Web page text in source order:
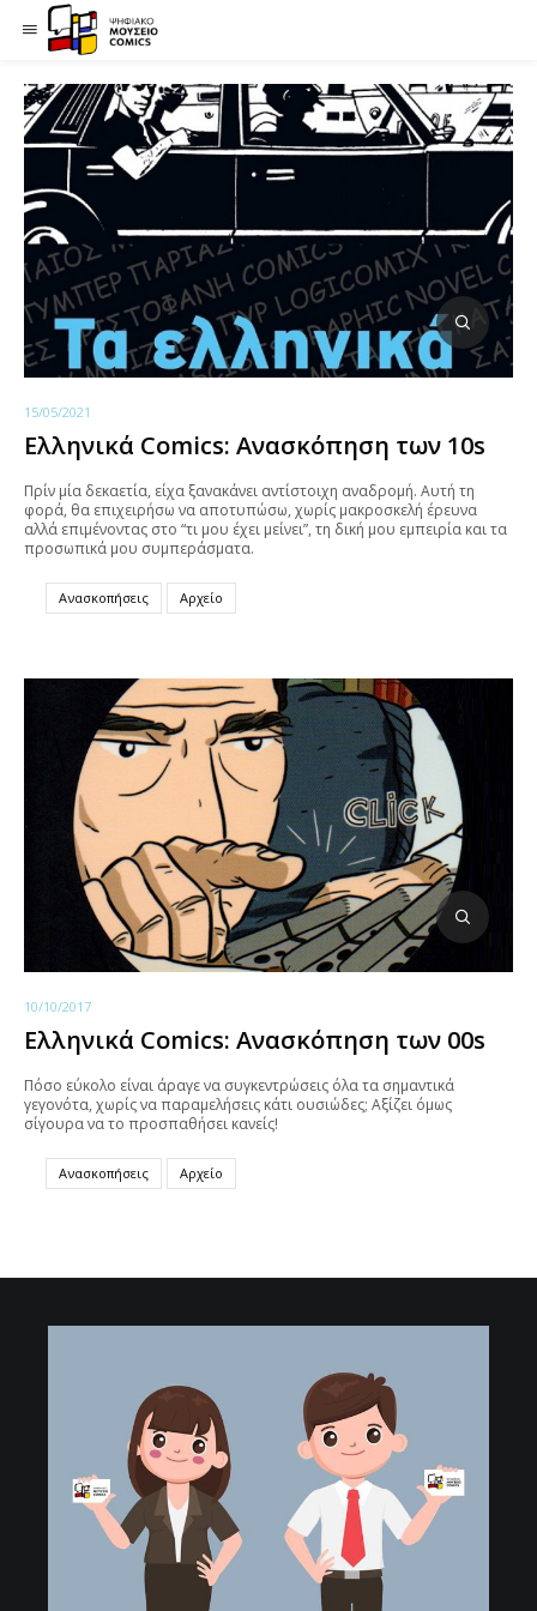
15/05/2021
Ελληνικά Comics: Ανασκόπηση των 10s
Πρίν μία δεκαετία, είχα ξανακάνει αντίστοιχη αναδρομή. Αυτή τη
φορά, θα επιχειρήσω να αποτυπώσω, χωρίς μακροσκελή έρευνα
αλλά επιμένοντας στο “τι μου έχει μείνει”, τη δική μου εμπειρία και τα
προσωπικά μου συμπεράσματα.
Ανασκοπήσεις Αρχείο
10/10/2017
Ελληνικά Comics: Ανασκόπηση των 00s
Πόσο εύκολο είναι άραγε να συγκεντρώσεις όλα τα σημαντικά
γεγονότα, χωρίς να παραμελήσεις κάτι ουσιώδες; Αξίζει όμως
σίγουρα να το προσπαθήσει κανείς!
Ανασκοπήσεις Αρχείο